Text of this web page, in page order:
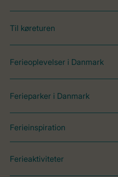
Til køreturen
Ferieoplevelser i Danmark
Ferieparker i Danmark
Ferieinspiration
Ferieaktiviteter